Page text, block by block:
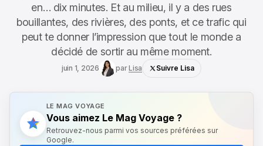
en… dix minutes. Et au milieu, il y a des rues
bouillantes, des rivières, des ponts, et ce trafic qui
peut te donner l’impression que tout le monde a
décidé de sortir au même moment.
juin 1, 2026 parLisa Suivre Lisa
LE MAG VOYAGE
Vous aimez Le Mag Voyage ?
Retrouvez-nous parmi vos sources préférées sur
Google.